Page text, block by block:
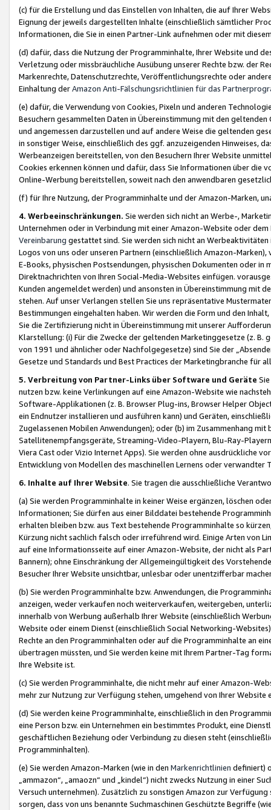
(c) für die Erstellung und das Einstellen von Inhalten, die auf Ihrer
Eignung der jeweils dargestellten Inhalte (einschließlich sämtlicher
Informationen, die Sie in einen Partner-Link aufnehmen oder mit
(d) dafür, dass die Nutzung der Programminhalte, Ihrer Website und
Verletzung oder missbräuchliche Ausübung unserer Rechte bzw. der
Markenrechte, Datenschutzrechte, Veröffentlichungsrechte oder
Einhaltung derAmazon Anti-Fälschungsrichtlinien für das
(e) dafür, die Verwendung von Cookies, Pixeln und anderen
Besuchern gesammelten Daten in Übereinstimmung mit den
und angemessen darzustellen und auf andere Weise die geltenden
in sonstiger Weise, einschließlich des ggf. anzuzeigenden Hinweises,
Werbeanzeigen bereitstellen, von den Besuchern Ihrer Website
Cookies erkennen können und dafür, dass Sie Informationen über die
Online-Werbung bereitstellen, soweit nach den anwendbaren
(f) für Ihre Nutzung, der Programminhalte und der Amazon-Marken,
4. Werbeeinschränkungen. Sie werden sich nicht an Werbe-,
Unternehmen oder in Verbindung mit einer Amazon-Website oder
Vereinbarung gestattet sind. Sie werden sich nicht an
Logos von uns oder unseren Partnern (einschließlich Amazon-
E-Books, physischen Postsendungen, physischen Dokumenten oder in
Direktnachrichten von Ihren Social-Media-Websites einfügen.
Kunden angemeldet werden) und ansonsten in Übereinstimmung mit
stehen. Auf unser Verlangen stellen Sie uns repräsentative
Bestimmungen eingehalten haben. Wir werden die Form und den
Sie die Zertifizierung nicht in Übereinstimmung mit unserer
Klarstellung: (i) Für die Zwecke der geltenden Marketinggesetze (z. B.
von 1991 und ähnlicher oder Nachfolgegesetze) sind Sie der
Gesetze und Standards und Best Practices der Marketingbranche für
5. Verbreitung von Partner-Links über Software und Geräte
nutzen bzw. keine Verlinkungen auf eine Amazon-Website wie
Software-Applikationen (z. B. Browser Plug-ins, Browser Helper
ein Endnutzer installieren und ausführen kann) und Geräten,
Zugelassenen Mobilen Anwendungen); oder (b) im Zusammenhang
Satellitenempfangsgeräte, Streaming-Video-Playern, Blu-Ray-
Viera Cast oder Vizio Internet Apps). Sie werden ohne ausdrückliche
Entwicklung von Modellen des maschinellen Lernens oder
6. Inhalte auf Ihrer Website. Sie tragen die ausschließliche
(a) Sie werden Programminhalte in keiner Weise ergänzen, löschen
Informationen; Sie dürfen aus einer Bilddatei bestehende
erhalten bleiben bzw. aus Text bestehende Programminhalte so
Kürzung nicht sachlich falsch oder irreführend wird. Einige Arten von
auf eine Informationsseite auf einer Amazon-Website, der nicht als
Bannern); ohne Einschränkung der Allgemeingültigkeit des
Besucher Ihrer Website unsichtbar, unlesbar oder unentzifferbar
(b) Sie werden Programminhalte bzw. Anwendungen, die
anzeigen, weder verkaufen noch weiterverkaufen, weitergeben,
innerhalb von Werbung außerhalb Ihrer Website (einschließlich
Website oder einem Dienst (einschließlich Social Networking-
Rechte an den Programminhalten oder auf die Programminhalte an
übertragen müssten, und Sie werden keine mit Ihrem Partner-Tag
Ihre Website ist.
(c) Sie werden Programminhalte, die nicht mehr auf einer Amazon-
mehr zur Nutzung zur Verfügung stehen, umgehend von Ihrer
(d) Sie werden keine Programminhalte, einschließlich in den
eine Person bzw. ein Unternehmen ein bestimmtes Produkt, eine
geschäftlichen Beziehung oder Verbindung zu diesen steht
Programminhalten).
(e) Sie werden Amazon-Marken (wie in den Markenrichtlinien definiert)
„ammazon“, „amaozn“ und „kindel“) nicht zwecks Nutzung in einer
Versuch unternehmen). Zusätzlich zu sonstigen Amazon zur
sorgen, dass von uns benannte Suchmaschinen Geschützte Begriffe